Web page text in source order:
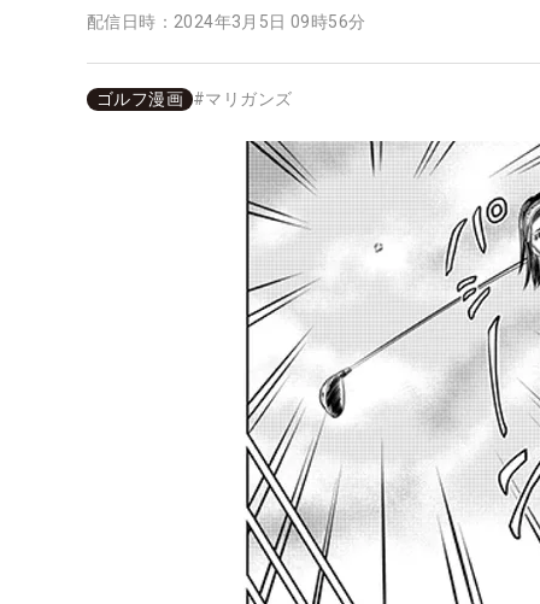
配信日時： 2024年3月5日 09時56分
ゴルフ漫画 #マリガンズ